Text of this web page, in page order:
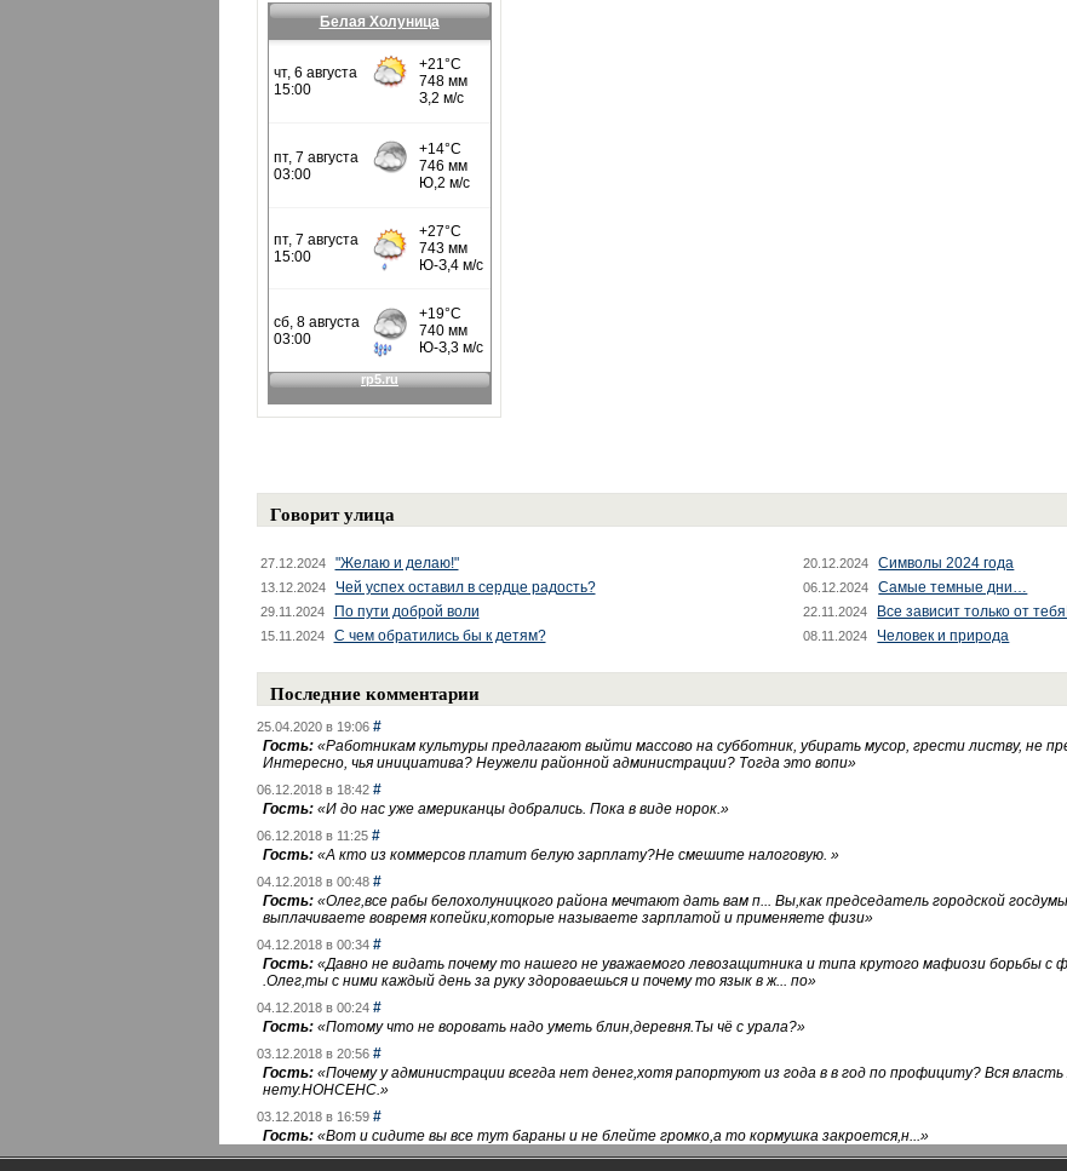
Белая Холуница
Говорит улица
27.12.2024 "Желаю и делаю!" 20.12.2024 Символы 2024 года
13.12.2024 Чей успех оставил в сердце радость? 06.12.2024 Самые темные дни…
29.11.2024 По пути доброй воли 22.11.2024 Все зависит только от
15.11.2024 С чем обратились бы к детям? 08.11.2024 Человек и природа
Последние комментарии
25.04.2020 в 19:06 #
Гость: «Работникам культуры предлагают выйти массово на субботник, убирать мусор, грести листву, не
Интересно, чья инициатива? Неужели районной администрации? Тогда это вопи»
06.12.2018 в 18:42 #
Гость: «И до нас уже американцы добрались. Пока в виде норок.»
06.12.2018 в 11:25 #
Гость: «А кто из коммерсов платит белую зарплату?Не смешите налоговую. »
04.12.2018 в 00:48 #
Гость: «Олег,все рабы белохолуницкого района мечтают дать вам п... Вы,как председатель городской
выплачиваете вовремя копейки,которые называете зарплатой и применяете физи»
04.12.2018 в 00:34 #
Гость: «Давно не видать почему то нашего не уважаемого левозащитника и типа крутого мафиози
.Олег,ты с ними каждый день за руку здороваешься и почему то язык в ж... по»
04.12.2018 в 00:24 #
Гость: «Потому что не воровать надо уметь блин,деревня.Ты чё с урала?»
03.12.2018 в 20:56 #
Гость: «Почему у администрации всегда нет денег,хотя рапортуют из года в в год по профициту? Вся власть
нету.НОНСЕНС.»
03.12.2018 в 16:59 #
Гость: «Вот и сидите вы все тут бараны и не блейте громко,а то кормушка закроется,н...»